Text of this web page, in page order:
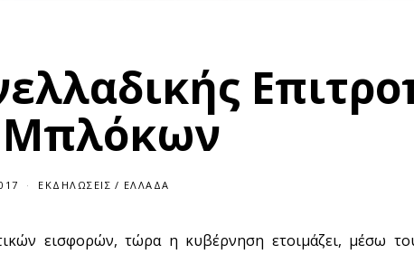
ΕΚΔΗΛΏΣΕΙΣ / ΕΛΛΆΔΑ
εισφορών, τώρα η κυβέρνηση ετοιμάζει, μέσω